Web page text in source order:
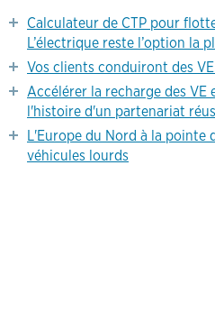
Calculateur de CTP pour
L’électrique reste l’option la
Vos clients conduiront des
Accélérer la recharge des VE
l'histoire d'un partenariat
L'Europe du Nord à la pointe
véhicules lourds